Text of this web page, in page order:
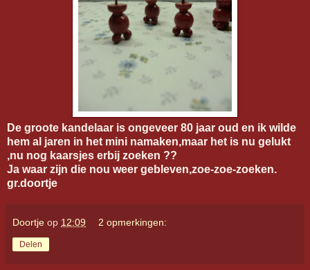
De groote kandelaar is ongeveer 80 jaar oud en ik wilde
hem al jaren in het mini namaken,maar het is nu gelukt
,nu nog kaarsjes erbij zoeken ??
Ja waar zijn die nou weer gebleven,zoe-zoe-zoeken.
gr.doortje
Doortje op 12:09 2 opmerkingen:
Delen